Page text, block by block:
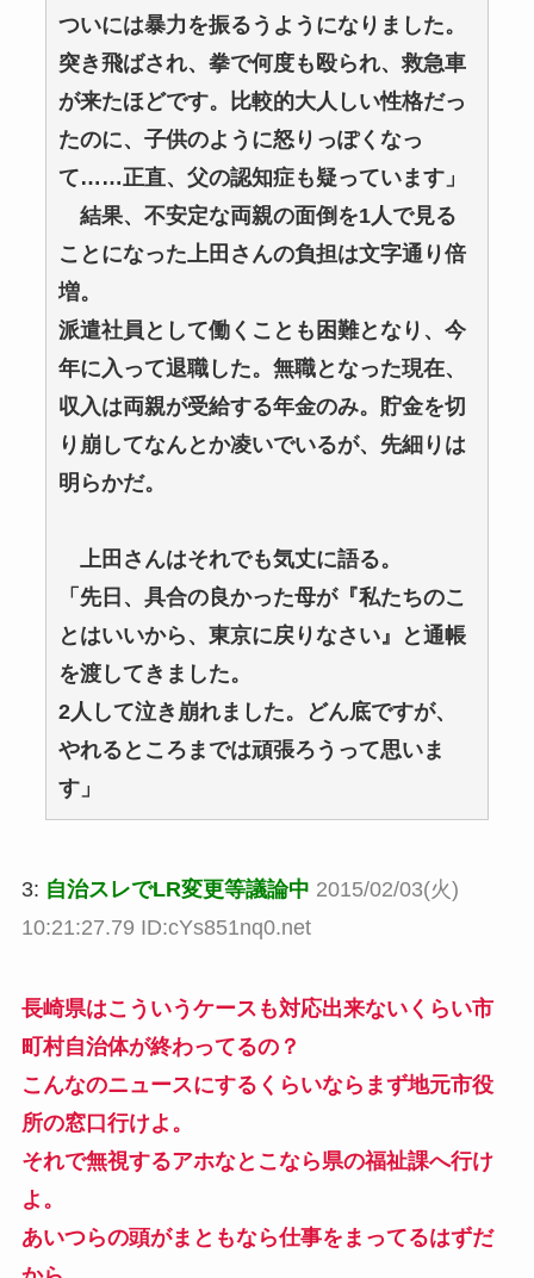
ついには暴力を振るうようになりました。
突き飛ばされ、拳で何度も殴られ、救急車
が来たほどです。比較的大人しい性格だっ
たのに、子供のように怒りっぽくなっ
て……正直、父の認知症も疑っています」
結果、不安定な両親の面倒を1人で見る
ことになった上田さんの負担は文字通り倍
増。
派遣社員として働くことも困難となり、今
年に入って退職した。無職となった現在、
収入は両親が受給する年金のみ。貯金を切
り崩してなんとか凌いでいるが、先細りは
明らかだ。
上田さんはそれでも気丈に語る。
「先日、具合の良かった母が『私たちのこ
とはいいから、東京に戻りなさい』と通帳
を渡してきました。
2人して泣き崩れました。どん底ですが、
やれるところまでは頑張ろうって思いま
す」
3: 自治スレでLR変更等議論中 2015/02/03(火)
10:21:27.79 ID:cYs851nq0.net
長崎県はこういうケースも対応出来ないくらい市
町村自治体が終わってるの？
こんなのニュースにするくらいならまず地元市役
所の窓口行けよ。
それで無視するアホなとこなら県の福祉課へ行け
よ。
あいつらの頭がまともなら仕事をまってるはずだ